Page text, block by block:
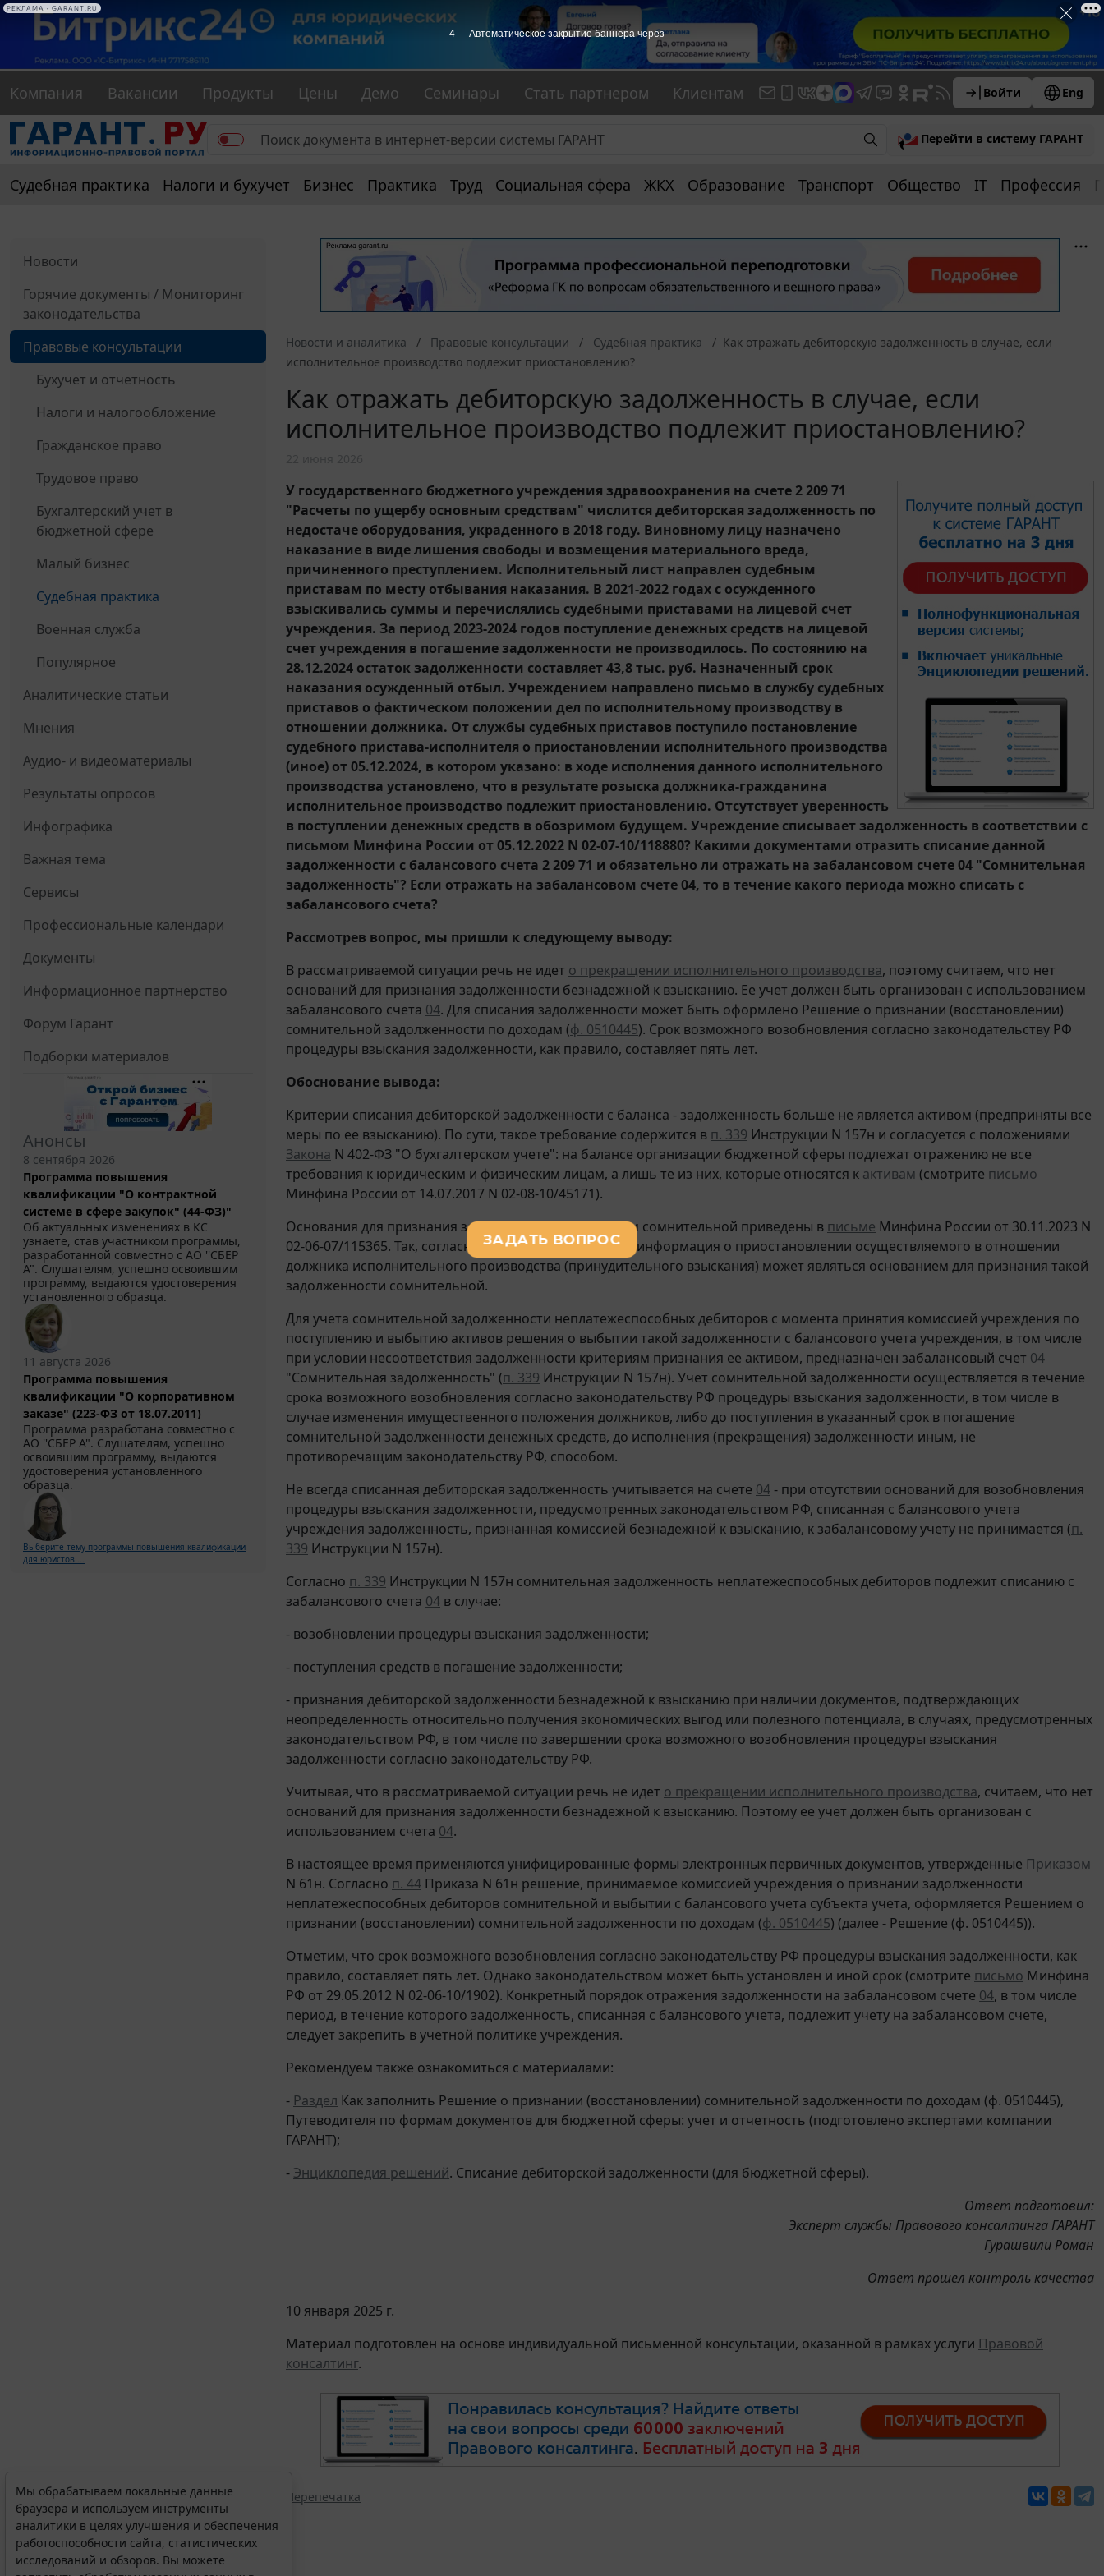
Компания Вакансии Продукты Цены Демо Семинары Стать партнером Клиентам Войти Eng
Перейти в систему ГАРАНТ
Судебная практика Налоги и бухучет Бизнес Практика Труд Социальная сфера ЖКХ Образование Транспорт Общество IT Профессия
Новости
Горячие документы / Мониторинг
законодательства
Правовые консультации
Бухучет и отчетность
Налоги и налогообложение
Гражданское право
Трудовое право
Бухгалтерский учет в
бюджетной сфере
Малый бизнес
Судебная практика
Военная служба
Популярное
Аналитические статьи
Мнения
Аудио- и видеоматериалы
Результаты опросов
Инфографика
Важная тема
Сервисы
Профессиональные календари
Документы
Информационное партнерство
Форум Гарант
Подборки материалов
Анонсы
8 сентября 2026
Программа повышения
квалификации "О контрактной
системе в сфере закупок" (44-ФЗ)"
Об актуальных изменениях в КС
узнаете, став участником программы,
разработанной совместно с АО ''СБЕР
А". Слушателям, успешно освоившим
программу, выдаются удостоверения
установленного образца.
11 августа 2026
Программа повышения
квалификации "О корпоративном
заказе" (223-ФЗ от 18.07.2011)
Программа разработана совместно с
АО ''СБЕР А". Слушателям, успешно
освоившим программу, выдаются
удостоверения установленного
образца.
Выберите тему программы повышения квалификации
для юристов ...
Новости и аналитика Правовые консультации Судебная практика
Как отражать дебиторскую задолженность в случае, если
исполнительное производство подлежит приостановлению?
Как отражать дебиторскую задолженность в случае, если
исполнительное производство подлежит приостановлению?
У государственного бюджетного учреждения здравоохранения на счете 2 209 71
"Расчеты по ущербу основным средствам" числится дебиторская задолженность по
недостаче оборудования, украденного в 2018 году. Виновному лицу назначено
наказание в виде лишения свободы и возмещения материального вреда,
причиненного преступлением. Исполнительный лист направлен судебным
приставам по месту отбывания наказания. В 2021-2022 годах с осужденного
взыскивались суммы и перечислялись судебными приставами на лицевой счет
учреждения. За период 2023-2024 годов поступление денежных средств на лицевой
счет учреждения в погашение задолженности не производилось. По состоянию на
28.12.2024 остаток задолженности составляет 43,8 тыс. руб. Назначенный срок
наказания осужденный отбыл. Учреждением направлено письмо в службу судебных
приставов о фактическом положении дел по исполнительному производству в
отношении должника. От службы судебных приставов поступило постановление
судебного пристава-исполнителя о приостановлении исполнительного производства
(иное) от 05.12.2024, в котором указано: в ходе исполнения данного исполнительного
производства установлено, что в результате розыска должника-гражданина
исполнительное производство подлежит приостановлению. Отсутствует уверенность
в поступлении денежных средств в обозримом будущем. Учреждение списывает задолженность в соответствии с
письмом Минфина России от 05.12.2022 N 02-07-10/118880? Какими документами отразить списание данной
задолженности с балансового счета 2 209 71 и обязательно ли отражать на забалансовом счете 04 "Сомнительная
задолженность"? Если отражать на забалансовом счете 04, то в течение какого периода можно списать с
забалансового счета?
Рассмотрев вопрос, мы пришли к следующему выводу:
В рассматриваемой ситуации речь не идет о прекращении исполнительного производства, поэтому считаем, что нет
оснований для признания задолженности безнадежной к взысканию. Ее учет должен быть организован с использованием
забалансового счета 04. Для списания задолженности может быть оформлено Решение о признании (восстановлении)
сомнительной задолженности по доходам (ф. 0510445). Срок возможного возобновления согласно законодательству РФ
процедуры взыскания задолженности, как правило, составляет пять лет.
Обоснование вывода:
Критерии списания дебиторской задолженности с баланса - задолженность больше не является активом (предприняты все
меры по ее взысканию). По сути, такое требование содержится в п. 339 Инструкции N 157н и согласуется с положениями
Закона N 402-ФЗ "О бухгалтерском учете": на балансе организации бюджетной сферы подлежат отражению не все
требования к юридическим и физическим лицам, а лишь те из них, которые относятся к активам (смотрите письмо
Минфина России от 14.07.2017 N 02-08-10/45171).
Основания для признания задолженности по доходам сомнительной приведены в письме Минфина России от 30.11.2023 N
02-06-07/115365. Так, согласно п. 3указанного письма информация о приостановлении осуществляемого в отношении
должника исполнительного производства (принудительного взыскания) может являться основанием для признания такой
задолженности сомнительной.
Для учета сомнительной задолженности неплатежеспособных дебиторов с момента принятия комиссией учреждения по
поступлению и выбытию активов решения о выбытии такой задолженности с балансового учета учреждения, в том числе
при условии несоответствия задолженности критериям признания ее активом, предназначен забалансовый счет 04
"Сомнительная задолженность" (п. 339 Инструкции N 157н). Учет сомнительной задолженности осуществляется в течение
срока возможного возобновления согласно законодательству РФ процедуры взыскания задолженности, в том числе в
случае изменения имущественного положения должников, либо до поступления в указанный срок в погашение
сомнительной задолженности денежных средств, до исполнения (прекращения) задолженности иным, не
противоречащим законодательству РФ, способом.
Не всегда списанная дебиторская задолженность учитывается на счете 04- при отсутствии оснований для возобновления
процедуры взыскания задолженности, предусмотренных законодательством РФ, списанная с балансового учета
учреждения задолженность, признанная комиссией безнадежной к взысканию, к забалансовому учету не принимается (п.
339 Инструкции N 157н).
Согласно п. 339 Инструкции N 157н сомнительная задолженность неплатежеспособных дебиторов подлежит списанию с
забалансового счета 04 в случае:
- возобновлении процедуры взыскания задолженности;
- поступления средств в погашение задолженности;
- признания дебиторской задолженности безнадежной к взысканию при наличии документов, подтверждающих
неопределенность относительно получения экономических выгод или полезного потенциала, в случаях, предусмотренных
законодательством РФ, в том числе по завершении срока возможного возобновления процедуры взыскания
задолженности согласно законодательству РФ.
Учитывая, что в рассматриваемой ситуации речь не идет о прекращении исполнительного производства, считаем, что нет
оснований для признания задолженности безнадежной к взысканию. Поэтому ее учет должен быть организован с
использованием счета 04.
В настоящее время применяются унифицированные формы электронных первичных документов, утвержденные Приказом
N 61н. Согласно п. 44 Приказа N 61н решение, принимаемое комиссией учреждения о признании задолженности
неплатежеспособных дебиторов сомнительной и выбытии с балансового учета субъекта учета, оформляется Решением о
признании (восстановлении) сомнительной задолженности по доходам (ф. 0510445) (далее - Решение (ф. 0510445)).
Отметим, что срок возможного возобновления согласно законодательству РФ процедуры взыскания задолженности, как
правило, составляет пять лет. Однако законодательством может быть установлен и иной срок (смотрите письмо Минфина
РФ от 29.05.2012 N 02-06-10/1902). Конкретный порядок отражения задолженности на забалансовом счете 04, в том числе
период, в течение которого задолженность, списанная с балансового учета, подлежит учету на забалансовом счете,
следует закрепить в учетной политике учреждения.
Рекомендуем также ознакомиться с материалами:
- Раздел Как заполнить Решение о признании (восстановлении) сомнительной задолженности по доходам (ф. 0510445),
Путеводителя по формам документов для бюджетной сферы: учет и отчетность (подготовлено экспертами компании
ГАРАНТ);
- Энциклопедия решений. Списание дебиторской задолженности (для бюджетной сферы).
Ответ подготовил:
Эксперт службы Правового консалтинга ГАРАНТ
Гурашвили Роман
Ответ прошел контроль качества
10 января 2025 г.
Материал подготовлен на основе индивидуальной письменной консультации, оказанной в рамках услуги Правовой
консалтинг.
Перепечатка
Мы обрабатываем локальные данные
браузера и используем инструменты
аналитики в целях улучшения и обеспечения
работоспособности сайта, статистических
исследований и обзоров. Вы можете
3 Автоматическое закрытие баннера через
РЕКЛАМА • GARANT.RU